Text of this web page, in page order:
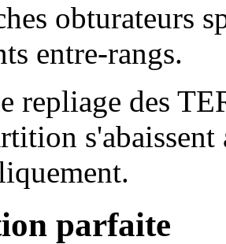
obturateurs
entre-rangs.
repliage des
parfaite